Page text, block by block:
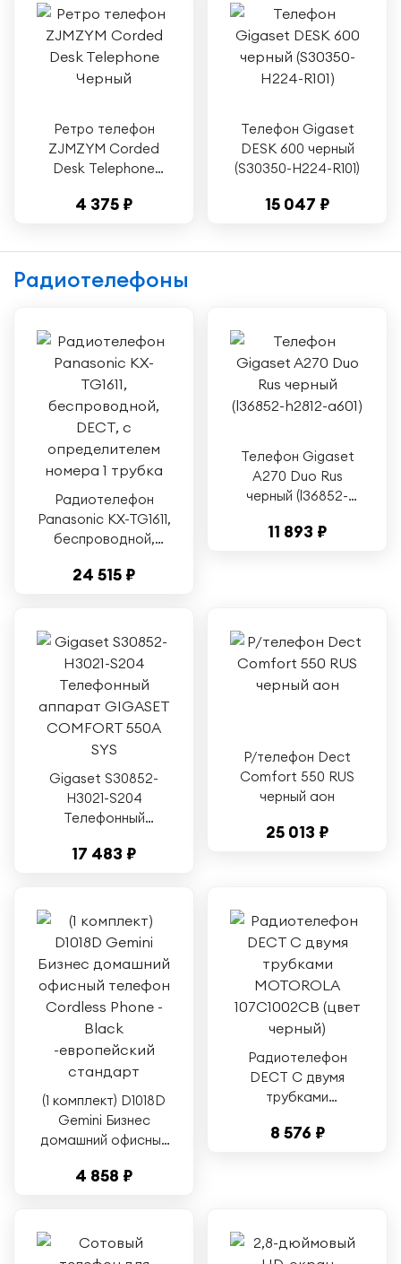
Management Smart
Screen Dialing
Computer Call
Storage Fixed
Telephone G090
Black
Ретро телефон
ZJMZYM Corded
Desk Telephone
4 375 ₽
Телефон Gigaset
DESK 600 черный
(S30350-H224-R101)
15 047 ₽
Радиотелефоны
Радиотелефон
Panasonic KX-TG1611,
беспроводной,
определителем
24 515 ₽
Телефон Gigaset
A270 Duo Rus
черный (l36852-
11 893 ₽
Gigaset S30852-
H3021-S204
Телефонный
COMFORT 550A
17 483 ₽
Р/телефон Dect
Comfort 550 RUS
черный аон
25 013 ₽
(1 комплект) D1018D
Gemini Бизнес
домашний офисный
Phone - Black
4 858 ₽
Радиотелефон
DECT С двумя
трубками
107C1002CB (цвет
8 576 ₽